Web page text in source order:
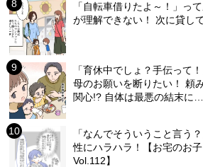
「自転車借りたよ～！」っ
が理解できない！ 次に貸し
「育休中でしょ？手伝って
母のお願いを断りたい！ 頼
関心!? 自体は最悪の結末に…
「なんでそういうこと言う
性にハラハラ！【お宅のお
Vol.112】